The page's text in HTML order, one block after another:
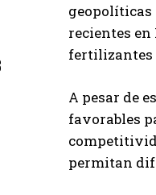
geopolíticas
recientes
fertilizantes
A pesar de
favorables
permitan